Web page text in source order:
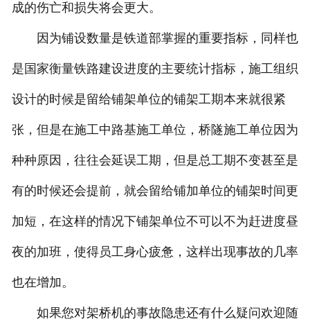
成的伤亡和损失将会更大。
因为铺设数量是铁道部掌握的重要指标，同样也
是国家衡量铁路建设进度的主要统计指标，施工组织
设计的时候是留给铺架单位的铺架工期本来就很紧
张，但是在施工中路基施工单位，桥隧施工单位因为
种种原因，往往会延误工期，但是总工期不变甚至是
有的时候还会提前，就会留给铺加单位的铺架时间更
加短，在这样的情况下铺架单位不可以不为赶进度昼
夜的加班，使得员工身心疲惫，这样出现事故的几率
也在增加。
如果您对架桥机的事故隐患还有什么疑问欢迎随